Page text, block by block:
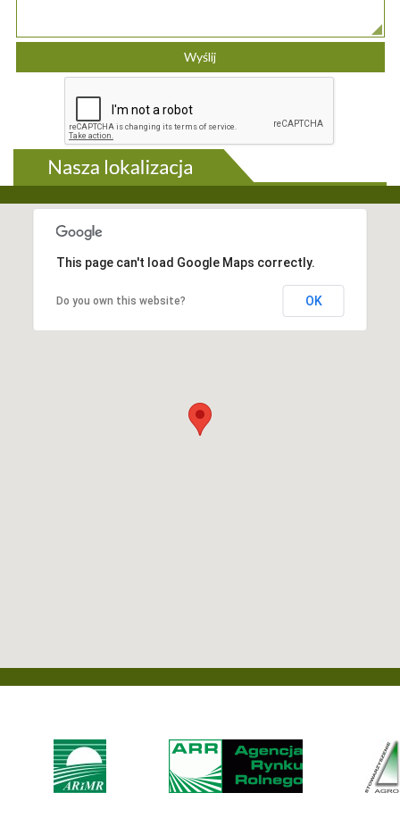
This page can't load Google Maps correctly.
Do you own this website? OK